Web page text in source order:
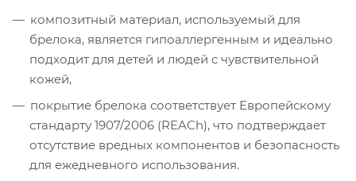
композитный материал, используемый для
брелока, является гипоаллергенным и идеально
подходит для детей и людей с чувствительной
кожей,
покрытие брелока соответствует Европейскому
стандарту 1907/2006 (REACh), что подтверждает
отсутствие вредных компонентов и безопасность
для ежедневного использования.